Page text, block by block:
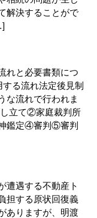
解決することがで
れと必要書類につ
る流れ法定後見制
な流れで行われま
立て②家庭裁判所
鑑定④審判⑤審判
遭遇する不動産ト
担する原状回復義
ありますが、明渡